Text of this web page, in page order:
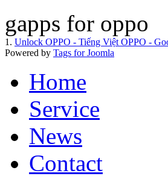
gapps for oppo
1. Unlock OPPO - Tiếng Việt OPPO -
Powered by Tags for Joomla
Home
Service
News
Contact